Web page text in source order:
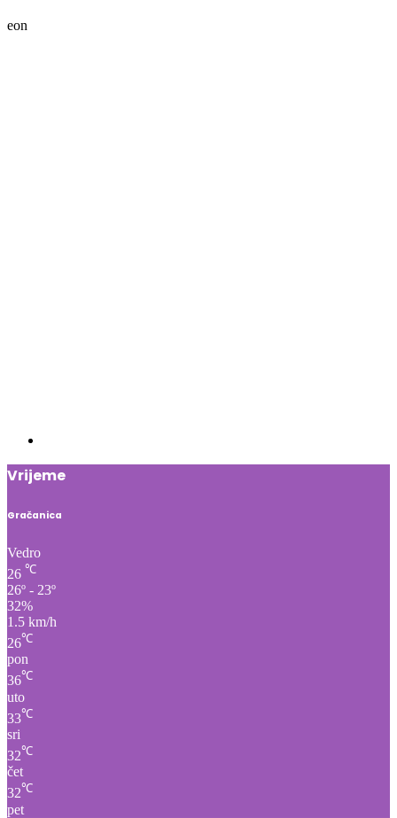
eon
Vrijeme
Gračanica
Vedro
26 ℃
26º - 23º
32%
1.5 km/h
26℃
pon
36℃
uto
33℃
sri
32℃
čet
32℃
pet